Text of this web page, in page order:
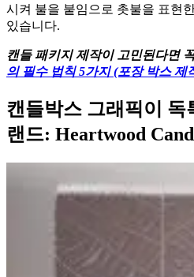
시켜 불을 붙임으로 촛불을 표현
있습니다.
캔들 패키지 제작이 고민된다면
의 필수 법칙 5가지 (포장 박스 제
캔들박스 그래픽이 독
랜드: Heartwood